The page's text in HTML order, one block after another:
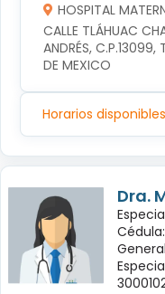
HOSPITAL
CALLE TLÁHUAC
ANDRÉS, C.P.13099,
DE MEXICO
Horarios disponibles
Dra.